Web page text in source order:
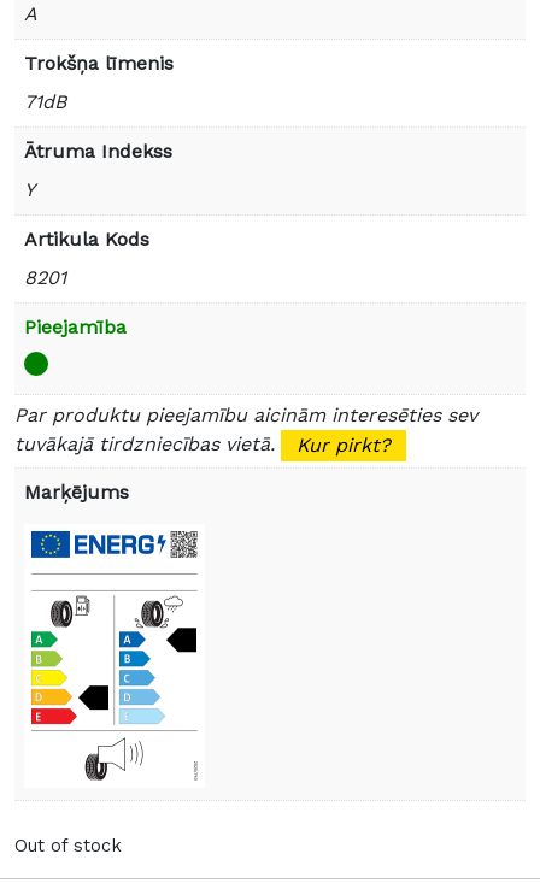
A
Trokšņa līmenis
71dB
Ātruma Indekss
Y
Artikula Kods
8201
Pieejamība
Par produktu pieejamību aicinām interesēties sev
tuvākajā tirdzniecības vietā.
Kur pirkt?
Marķējums
Out of stock